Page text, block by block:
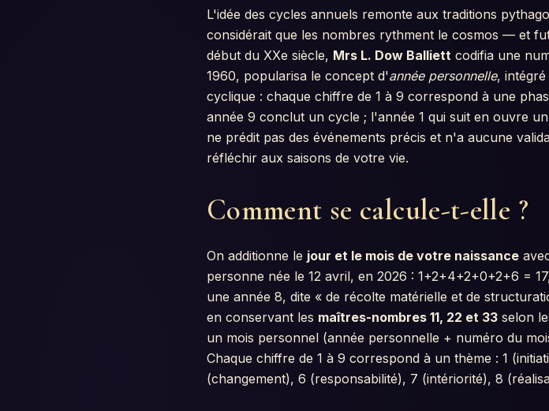
L'idée des cycles annuels remonte aux traditions
considérait que les nombres rythment le cosmos — et
début du XXe siècle, Mrs L. Dow Balliett codifia une
1960, popularisa le concept d'année personnelle,
cyclique : chaque chiffre de 1 à 9 correspond à une
année 9 conclut un cycle ; l'année 1 qui suit en ouvre
ne prédit pas des événements précis et n'a aucune
réfléchir aux saisons de votre vie.
Comment se calcule-t-elle ?
On additionne le jour et le mois de votre naissance
personne née le 12 avril, en 2026 : 1+2+4+2+0+2+6 =
une année 8, dite « de récolte matérielle et de
en conservant les maîtres-nombres 11, 22 et 33 selon
un mois personnel (année personnelle + numéro du
Chaque chiffre de 1 à 9 correspond à un thème : 1
(changement), 6 (responsabilité), 7 (intériorité), 8